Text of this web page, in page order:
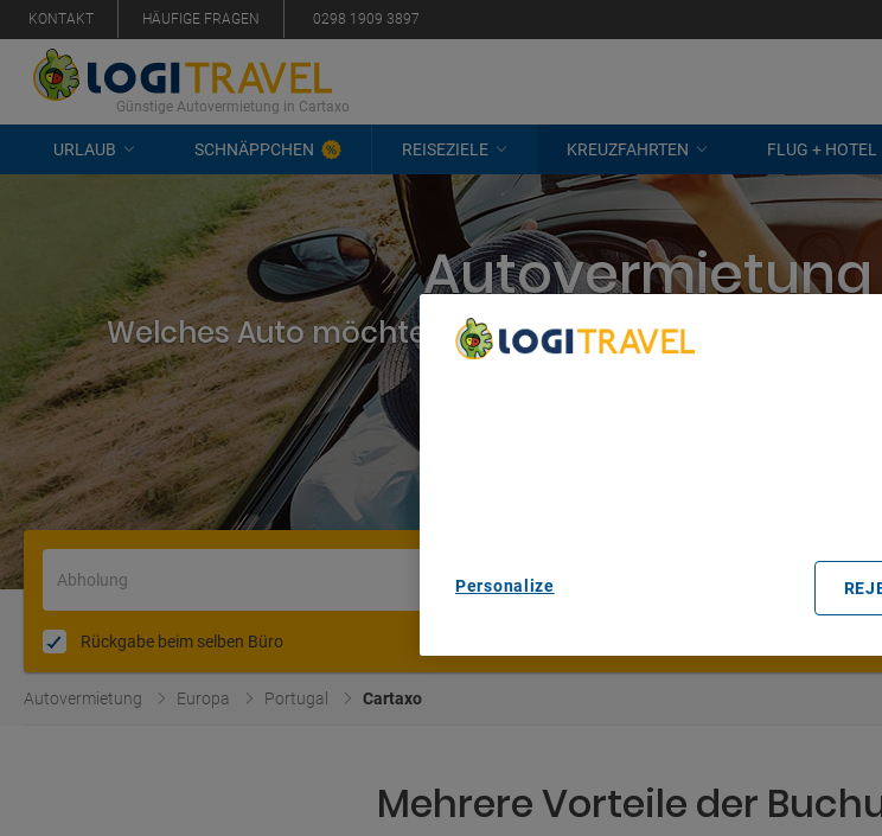
KONTAKT HÄUFIGE FRAGEN 0298 1909 3897
Günstige Autovermietung in Cartaxo
URLAUB SCHNÄPPCHEN REISEZIELE KREUZFAHRTEN FLUG + HOTEL
Welches Auto möchten Sie mieten? Wir vergleichen
kostenlose
Abholung
Datum und Uhrzeit der Abholung
Rückgabe beim selben Büro
Autovermietung Europa Portugal Cartaxo
Mehrere Vorteile der
Personalize